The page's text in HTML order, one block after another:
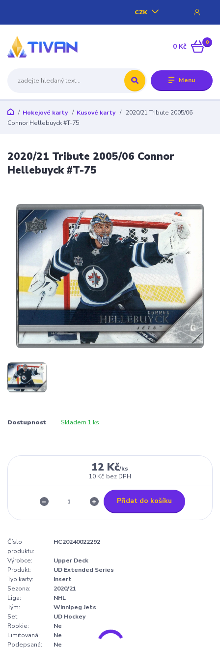
Menu
CZK
0
0 Kč
Hokejové karty Kusové karty
2020/21 Tribute 2005/06
Connor Hellebuyck #T-75
2020/21 Tribute 2005/06 Connor
Hellebuyck #T-75
Dostupnost Skladem 1 ks
12 Kč/ks
10 Kč bez DPH
Přidat do košíku
Číslo
produktu:
HC20240022292
Výrobce:
Upper Deck
Produkt:
UD Extended Series
Typ karty:
Insert
Sezona:
2020/21
Liga:
NHL
Tým:
Winnipeg Jets
Set:
UD Hockey
Rookie:
Ne
Limitovaná:
Ne
Podepsaná:
Ne